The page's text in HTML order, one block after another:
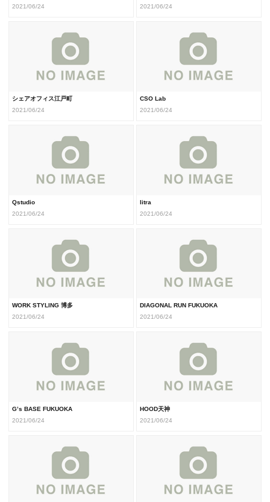
2021/06/24
2021/06/24
シェアオフィス江戸町
2021/06/24
CSO Lab
2021/06/24
Qstudio
2021/06/24
litra
2021/06/24
WORK STYLING 博多
2021/06/24
DIAGONAL RUN FUKUOKA
2021/06/24
G’s BASE FUKUOKA
2021/06/24
HOOD天神
2021/06/24